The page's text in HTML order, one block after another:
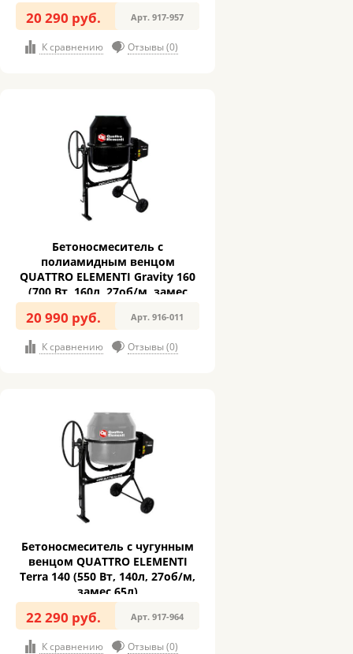
20 290 руб. Арт. 917-957
К сравнению Отзывы (0)
Бетоносмеситель с
полиамидным венцом
QUATTRO ELEMENTI Gravity 160
(700 Вт, 160л, 27об/м, замес
70л)
20 990 руб. Арт. 916-011
К сравнению Отзывы (0)
Бетоносмеситель с чугунным
венцом QUATTRO ELEMENTI
Terra 140 (550 Вт, 140л, 27об/м,
замес 65л)
22 290 руб. Арт. 917-964
К сравнению Отзывы (0)